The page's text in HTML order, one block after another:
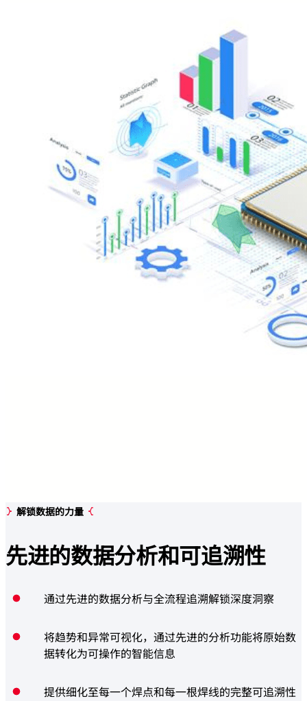
解锁数据的力量
先进的数据分析和可追溯性
通过先进的数据分析与全流程追溯解锁深度洞察
将趋势和异常可视化，通过先进的分析功能将原始数
据转化为可操作的智能信息
提供细化至每一个焊点和每一根焊线的完整可追溯性